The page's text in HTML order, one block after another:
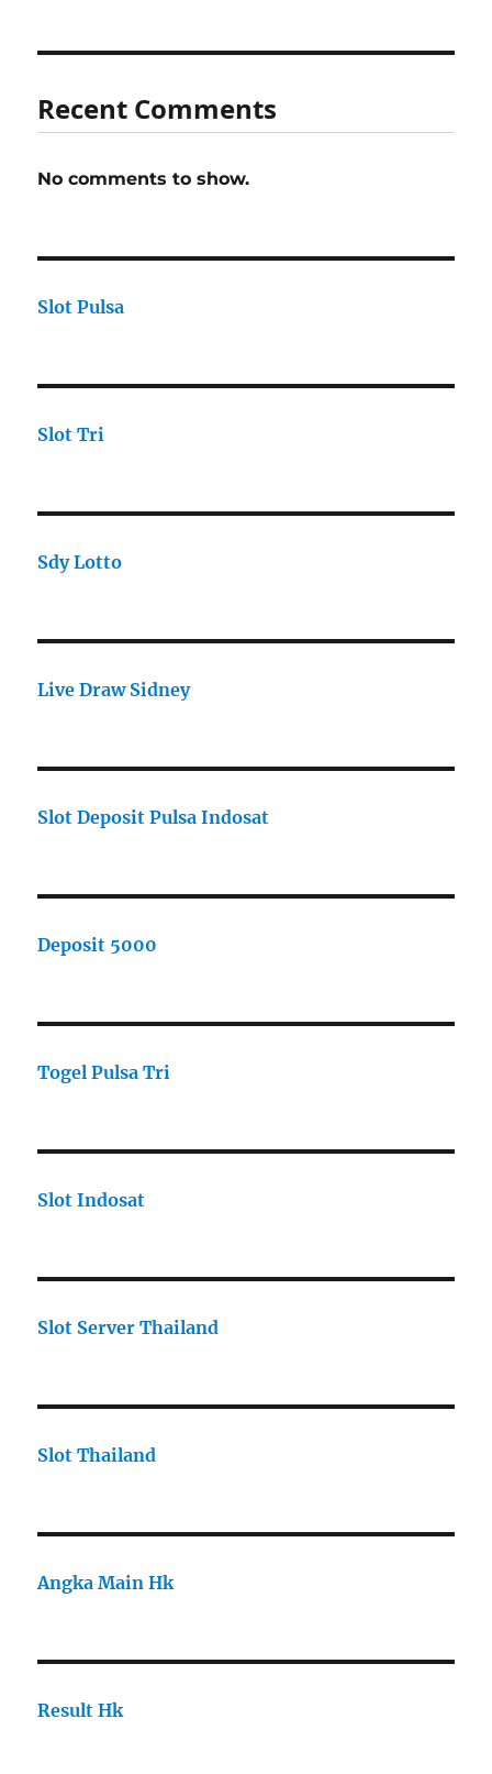
Recent Comments
No comments to show.
Slot Pulsa
Slot Tri
Sdy Lotto
Live Draw Sidney
Slot Deposit Pulsa Indosat
Deposit 5000
Togel Pulsa Tri
Slot Indosat
Slot Server Thailand
Slot Thailand
Angka Main Hk
Result Hk